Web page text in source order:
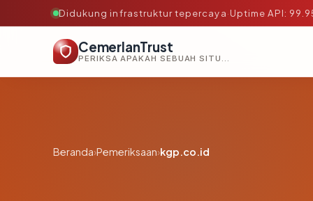
Didukung infrastruktur tepercaya·Uptime API:
CemerlanTrust
PERIKSA APAKAH SEBUAH SITUS AMAN, TEPERCAYA, DAN TERVERIFIKASI DALAM HITUNGAN DETIK.
Beranda›Pemeriksaan›kgp.co.id